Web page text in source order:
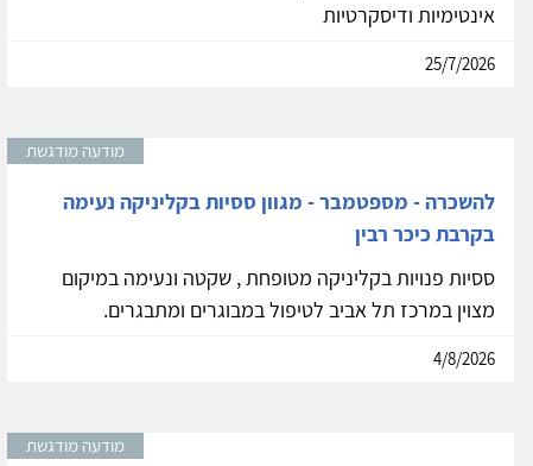
אינטימיות ודיסקרטיות
25/7/2026
מודעה מודגשת
להשכרה - מספטמבר - מגוון ססיות בקליניקה נעימה
בקרבת כיכר רבין
ססיות פנויות בקליניקה מטופחת , שקטה ונעימה במיקום
מצוין במרכז תל אביב לטיפול במבוגרים ומתבגרים.
4/8/2026
מודעה מודגשת